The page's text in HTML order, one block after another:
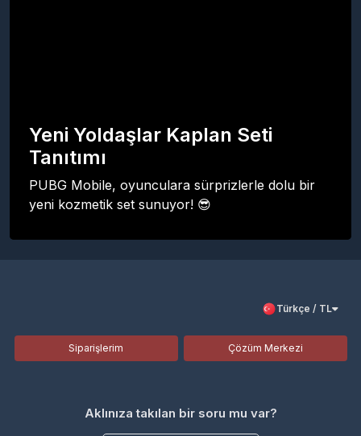
Yeni Yoldaşlar Kaplan Seti
Tanıtımı
PUBG Mobile, oyunculara sürprizlerle dolu bir
yeni kozmetik set sunuyor! 😎
Türkçe / TL
Siparişlerim Çözüm Merkezi
Aklınıza takılan bir soru mu var?